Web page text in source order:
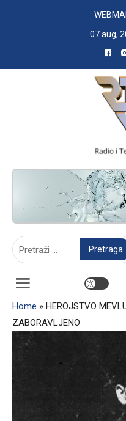
07 aug,
RADIO
Home » HEROJSTVO
ZABORAVLJENO